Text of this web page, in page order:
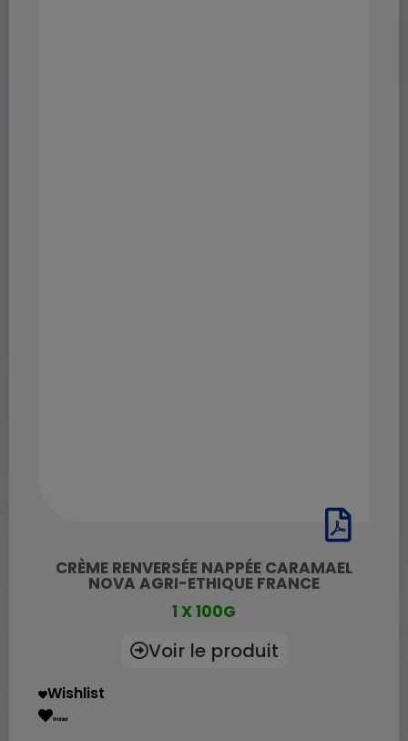
CRÈME RENVERSÉE NAPPÉE CARAMAEL
NOVA AGRI-ETHIQUE FRANCE
1 X 100G
Voir le produit
Wishlist
Wishlist